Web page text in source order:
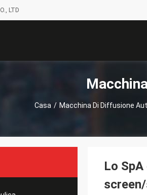
LTD
Casa / Macchina Di Diffusione
Lo